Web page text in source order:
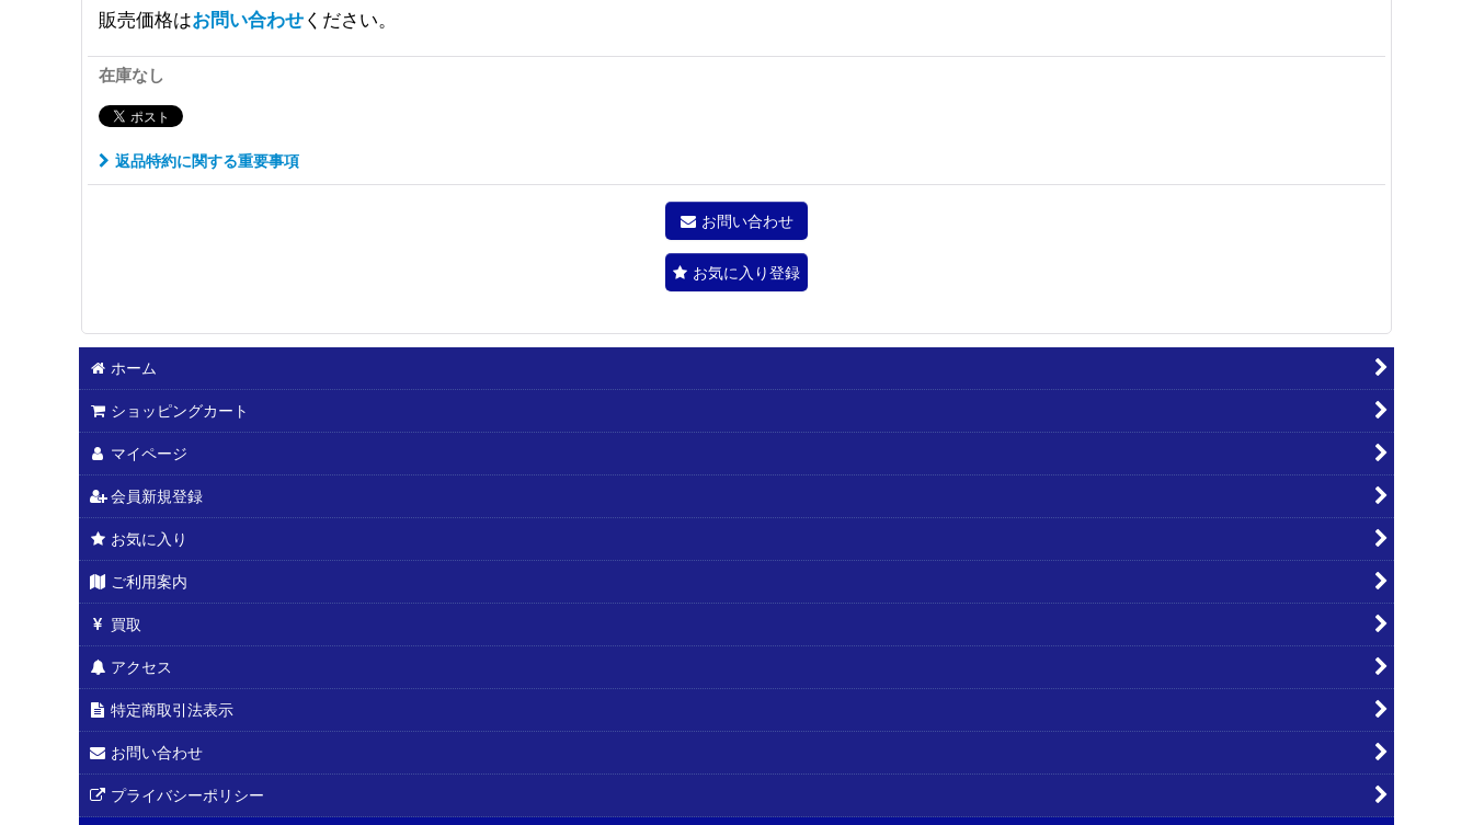
販売価格はお問い合わせください。
在庫なし
返品特約に関する重要事項
お問い合わせ
お気に入り登録
ホーム
ショッピングカート
マイページ
会員新規登録
お気に入り
ご利用案内
買取
アクセス
特定商取引法表示
お問い合わせ
プライバシーポリシー